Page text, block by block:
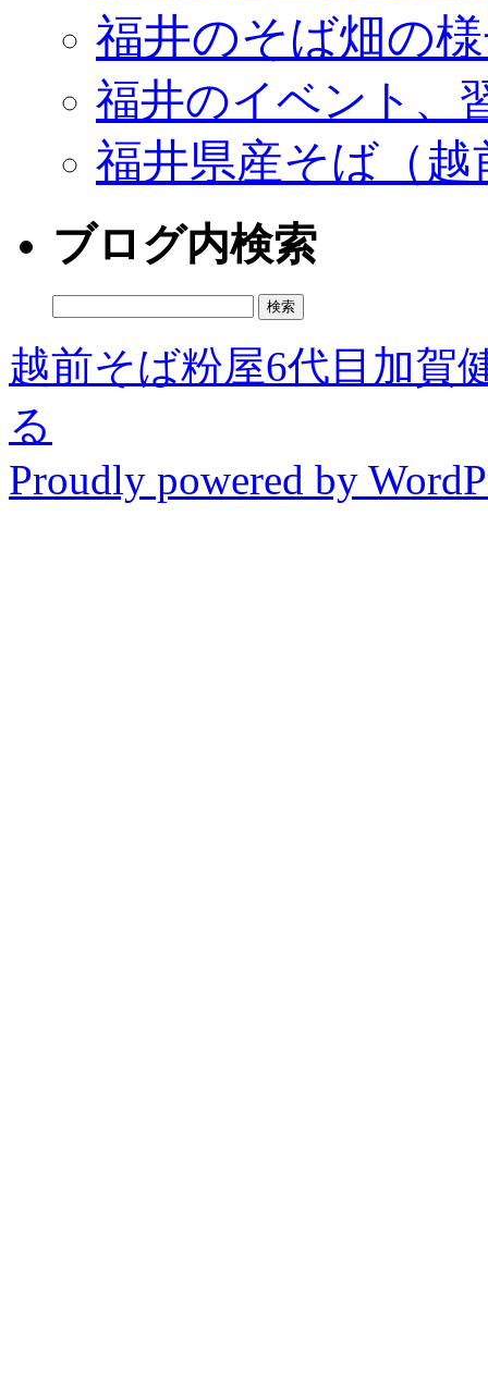
福井のそば畑の
福井のイベント、
福井県産そば（越
ブログ内検索
越前そば粉屋6代目加賀
る
Proudly powered by